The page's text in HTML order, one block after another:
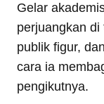
Gelar
perjuangkan
publik figur,
cara ia
pengikutnya.